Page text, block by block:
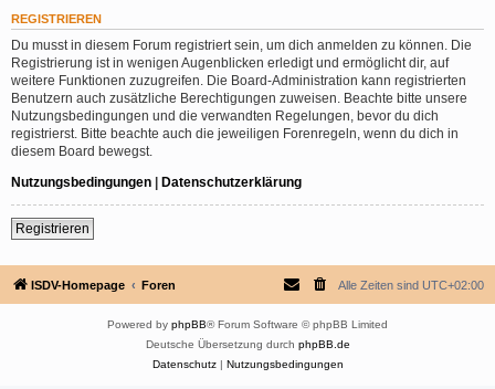
REGISTRIEREN
Du musst in diesem Forum registriert sein, um dich anmelden zu können. Die
Registrierung ist in wenigen Augenblicken erledigt und ermöglicht dir, auf
weitere Funktionen zuzugreifen. Die Board-Administration kann registrierten
Benutzern auch zusätzliche Berechtigungen zuweisen. Beachte bitte unsere
Nutzungsbedingungen und die verwandten Regelungen, bevor du dich
registrierst. Bitte beachte auch die jeweiligen Forenregeln, wenn du dich in
diesem Board bewegst.
Nutzungsbedingungen | Datenschutzerklärung
Registrieren
ISDV-Homepage Foren Alle Zeiten sind UTC+02:00
Powered by phpBB® Forum Software © phpBB Limited
Deutsche Übersetzung durch phpBB.de
Datenschutz| Nutzungsbedingungen